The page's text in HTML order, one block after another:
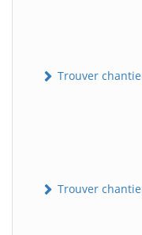
Trouver
Trouver